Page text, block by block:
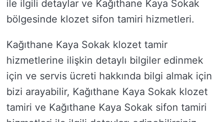
ile ilgili detaylar ve Kağıthane Kaya Sokak
bölgesinde klozet sifon tamiri hizmetleri.
Kağıthane Kaya Sokak klozet tamir
hizmetlerine ilişkin detaylı bilgiler edinmek
için ve servis ücreti hakkında bilgi almak için
bizi arayabilir, Kağıthane Kaya Sokak klozet
tamiri ve Kağıthane Kaya Sokak sifon tamiri